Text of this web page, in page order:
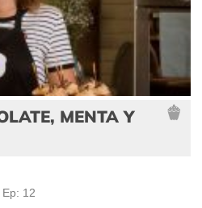
MENTA Y
Ep: 12